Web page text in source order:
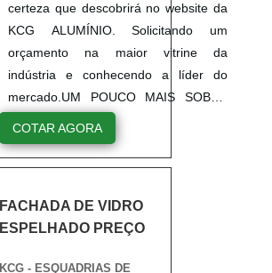
certeza que descobrirá no website da
KCG ALUMÍNIO. Solicitando um
orçamento na maior vitrine da
indústria e conhecendo a líder do
mercado.UM POUCO MAIS SOBRE
VIDRO GLAZINGQuem pesquisa na
internet por vidro tipo glazing
com porta de correr com persiana
integrada e janelas maxim ar,
COTAR AGORA
FACHADA DE VIDRO
ESPELHADO PREÇO
KCG - ESQUADRIAS DE